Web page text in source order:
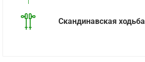
Скандинавская ходьба